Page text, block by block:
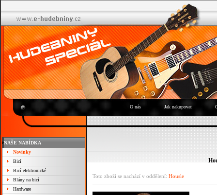
O nás Jak nakupovat
NAŠE NABÍDKA
Novinky
Bicí
Bicí elektronické
Blány na bicí
Hardware
Toto zboží se nachází v oddělení: Housle